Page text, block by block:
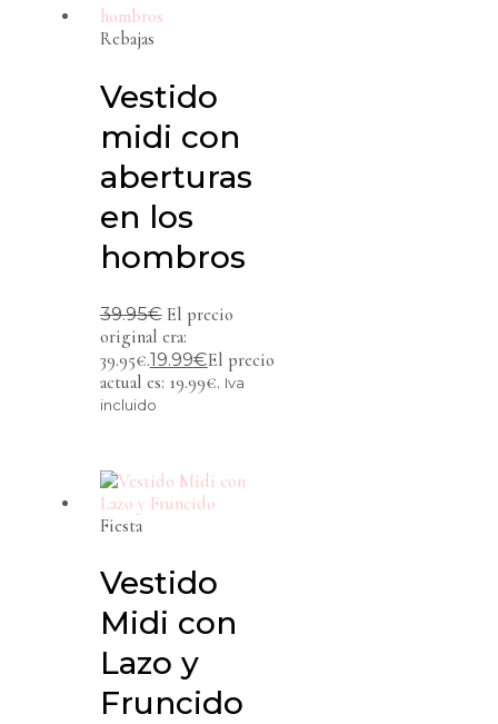
Rebajas
Vestido
midi con
aberturas
en los
hombros
39.95€ El precio
original era:
39.95€.19.99€El precio
actual es: 19.99€. Iva
incluido
Fiesta
Vestido
Midi con
Lazo y
Fruncido